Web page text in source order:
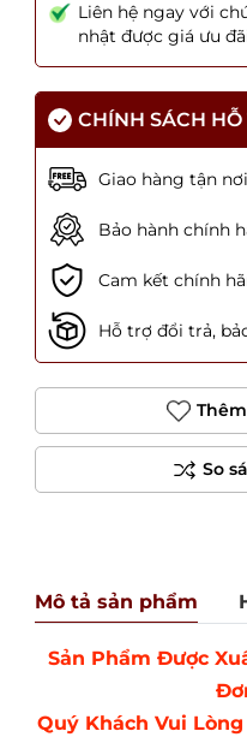
Liên hệ ngay với
nhật được giá ưu
CHÍNH SÁCH HỖ
Giao hàng tận nơi
Bảo hành chính
Cam kết chính
Hỗ trợ đổi trả,
Mô tả sản phẩm
Sản Phẩm Được
Quý Khách Vui